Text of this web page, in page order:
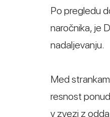
Po pregledu
naročnika, je
nadaljevanju.
Med
resnost
v zvezi z